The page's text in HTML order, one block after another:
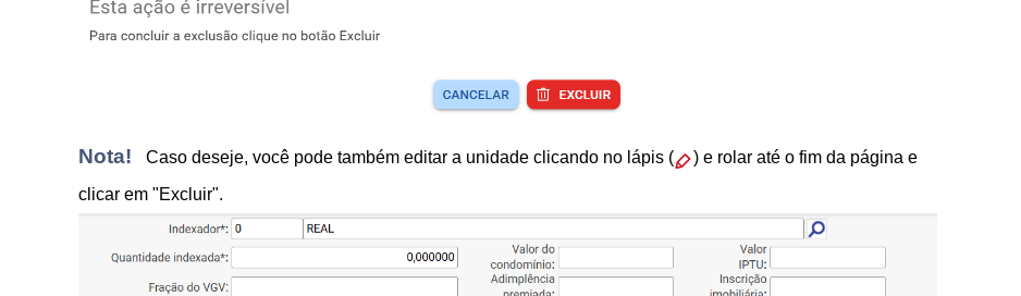
Nota! Caso deseje, você pode também editar a unidade clicando no lápis (
) e rolar até o fim da página e
clicar em "Excluir".